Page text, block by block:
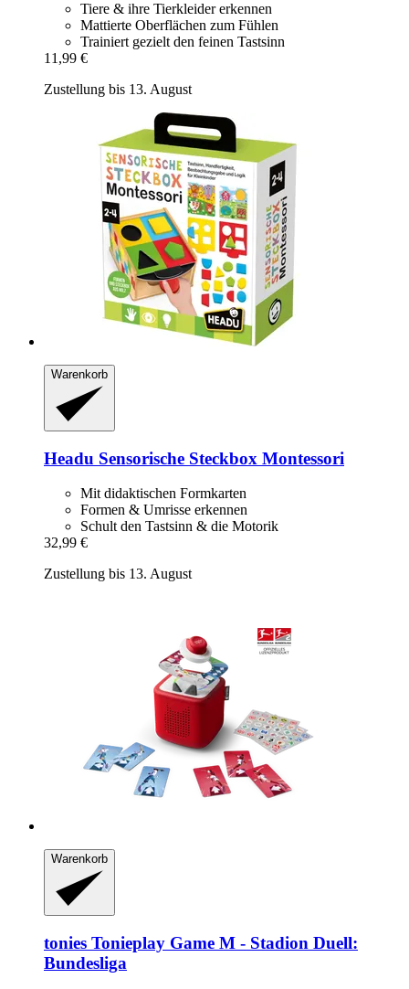
Tiere & ihre Tierkleider erkennen
Mattierte Oberflächen zum Fühlen
Trainiert gezielt den feinen Tastsinn
11,99 €
Zustellung bis 13. August
Warenkorb
Headu Sensorische Steckbox Montessori
Mit didaktischen Formkarten
Formen & Umrisse erkennen
Schult den Tastsinn & die Motorik
32,99 €
Zustellung bis 13. August
Warenkorb
tonies Tonieplay Game M -​ Stadion Duell:
Bundesliga